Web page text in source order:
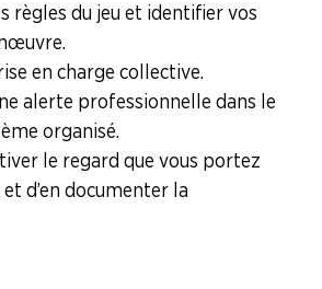
règles du jeu et identifier vos
en charge collective.
alerte professionnelle dans le
organisé.
le regard que vous portez
d’en documenter la